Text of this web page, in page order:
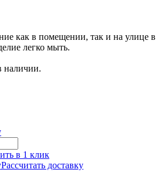
как в помещении, так и на улице в
легко мыть.
наличии.
в 1 клик
Рассчитать доставку